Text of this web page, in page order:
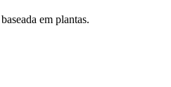
em plantas.